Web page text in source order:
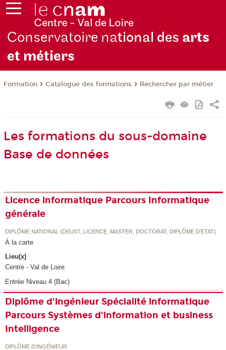
Conservatoire national des arts
et métiers
Formation Catalogue des formations Rechercher par métier
Les formations du sous-domaine
Base de données
Licence informatique Parcours Informatique
générale
DIPLÔME NATIONAL (DEUST, LICENCE, MASTER, DOCTORAT, DIPLÔME D'ETAT)
À la carte
Lieu(x)
Centre - Val de Loire
Entrée Niveau 4 (Bac)
Diplôme d'ingénieur Spécialité informatique
Parcours Systèmes d'information et business
Intelligence
DIPLÔME D'INGÉNIEUR